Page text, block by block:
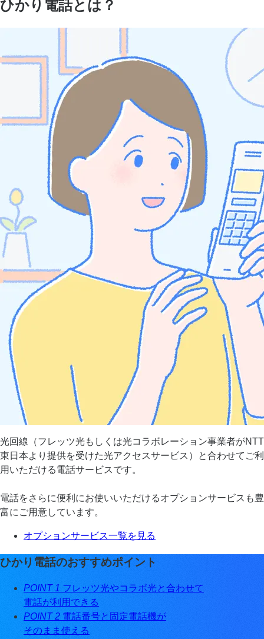
ひかり電話とは？
光回線（フレッツ光もしくは光コラボレーション事業者がNTT
東日本より提供を受けた光アクセスサービス）と合わせてご利
用いただける電話サービスです。
電話をさらに便利にお使いいただけるオプションサービスも豊
富にご用意しています。
オプションサービス一覧を見る
ひかり電話のおすすめポイント
POINT 1 フレッツ光やコラボ光と合わせて
電話が利用できる
POINT 2 電話番号と固定電話機が
そのまま使える